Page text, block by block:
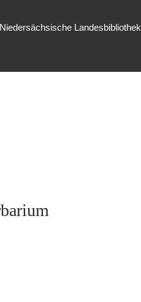
Landesbibliothek